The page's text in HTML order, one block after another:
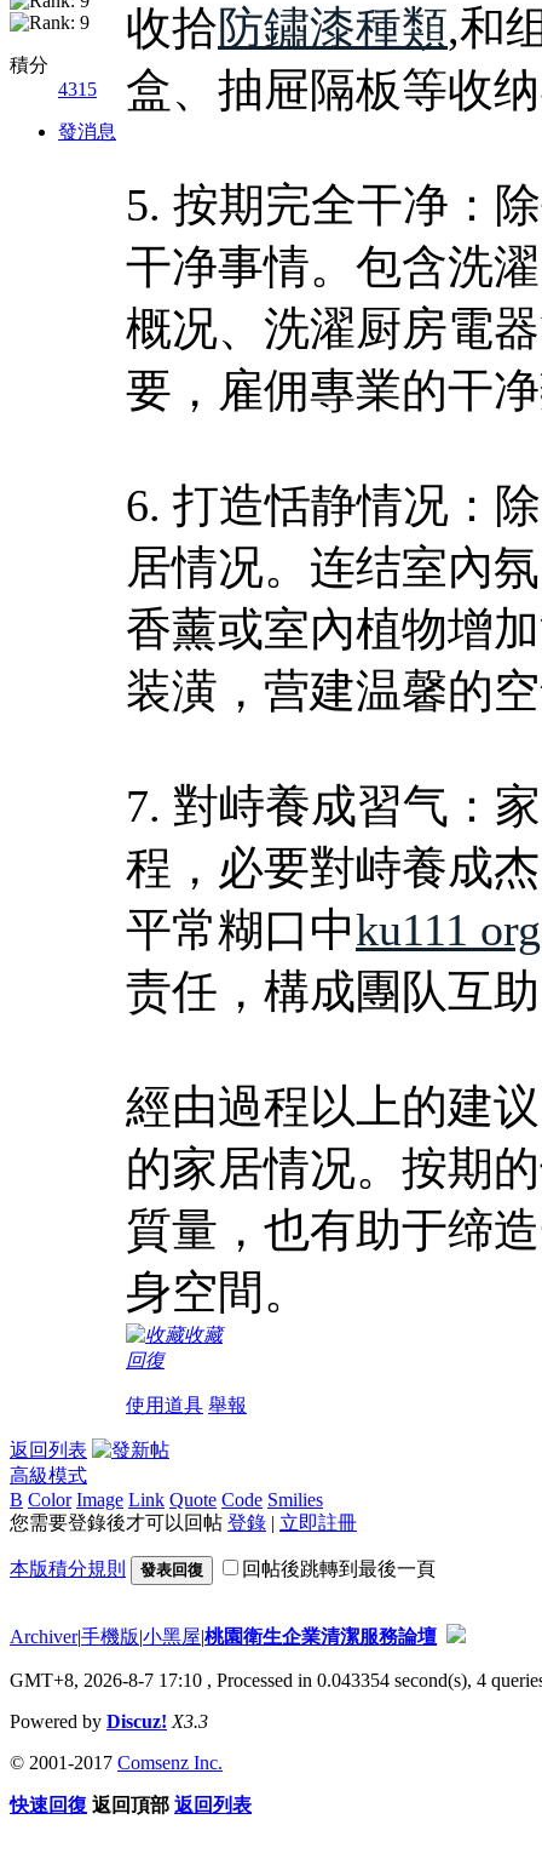
積分
4315
發消息
收拾防鏽漆種類,和
盒、抽屉隔板等收
5. 按期完全干净：
干净事情。包含洗
概况、洗濯厨房電
要，雇佣專業的干
6. 打造恬静情况：
居情况。连结室內
香薰或室內植物增
装潢，营建温馨的
7. 對峙養成習气：
程，必要對峙養成
平常糊口中ku111 org
责任，構成團队互
經由過程以上的建
的家居情况。按期
質量，也有助于缔
身空間。
收藏
回復
使用道具 舉報
返回列表
高級模式
B Color Image Link Quote Code Smilies
您需要登錄後才可以回帖 登錄 | 立即註冊
本版積分規則 發表回復 回帖後跳轉到最後一頁
Archiver|手機版|小黑屋|桃園衛生企業清潔服務論壇
GMT+8, 2026-8-7 17:10 , Processed in 0.043354 second(s), 4
Powered by Discuz! X3.3
© 2001-2017 Comsenz Inc.
快速回復 返回頂部 返回列表